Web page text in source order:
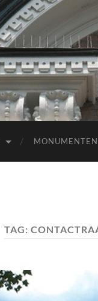
MONUMENTEN
TAG: